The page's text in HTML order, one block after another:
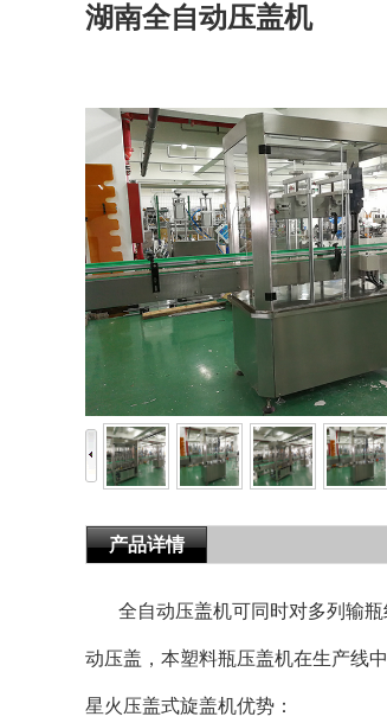
湖南全自动压盖机
产品详情
全自动压盖机可同时对多列输
动压盖，本塑料瓶压盖机在生产线
星火压盖式旋盖机优势：